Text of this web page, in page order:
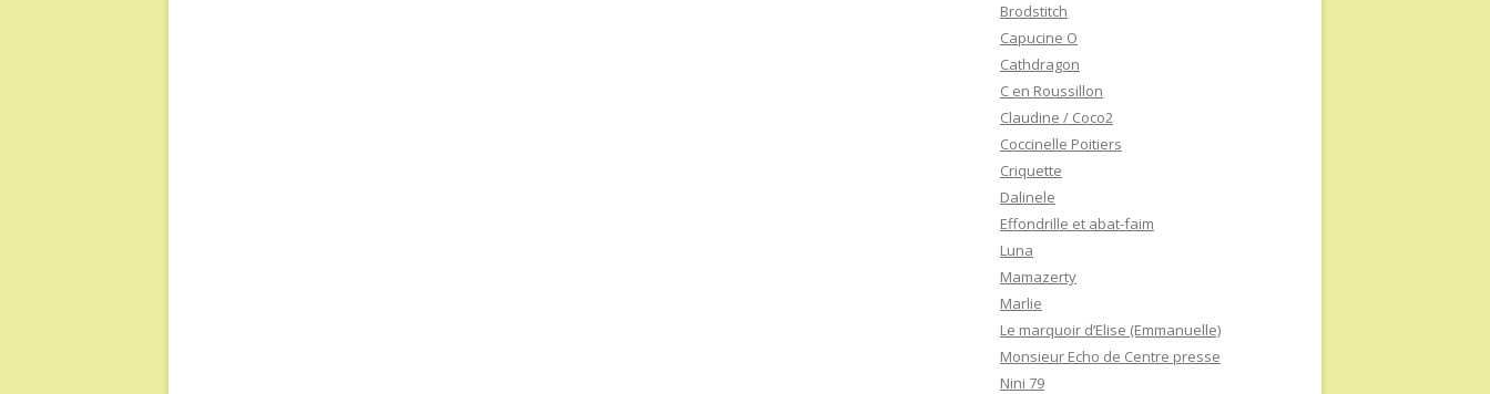
Brodstitch
Capucine O
Cathdragon
C en Roussillon
Claudine / Coco2
Coccinelle Poitiers
Criquette
Dalinele
Effondrille et abat-faim
Luna
Mamazerty
Marlie
Le marquoir d’Elise (Emmanuelle)
Monsieur Echo de Centre presse
Nini 79